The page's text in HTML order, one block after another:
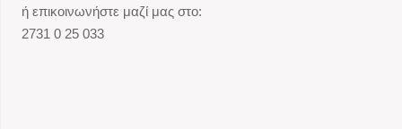
ή επικοινωνήστε μαζί μας στο:
2731 0 25 033